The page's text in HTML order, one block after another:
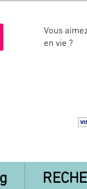
Vous
en vie ?